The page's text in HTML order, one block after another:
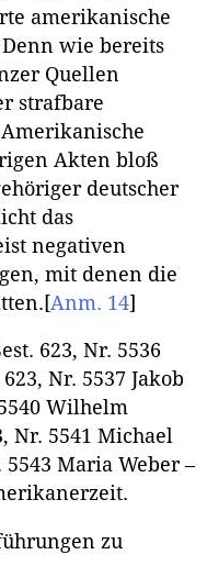
amerikanische
wie bereits
Quellen
strafbare
Akten bloß
deutscher
das
negativen
mit denen die
[Anm. 14]
623, Nr. 5536
Nr. 5537 Jakob
Wilhelm
Nr. 5541 Michael
5543 Maria Weber –
zu